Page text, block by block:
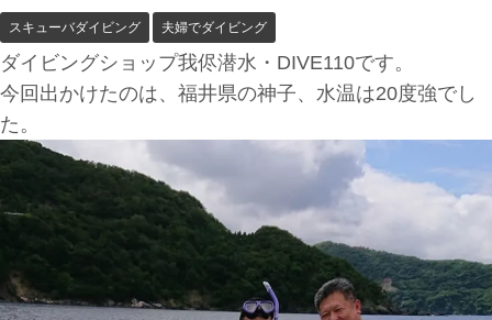
スキューバダイビング 夫婦でダイビング
ダイビングショップ我侭潜水・DIVE110です。
今回出かけたのは、福井県の神子、水温は20度強でし
た。